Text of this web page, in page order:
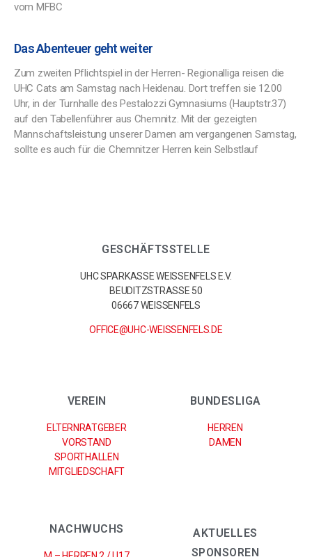
vom MFBC
Das Abenteuer geht weiter
Zum zweiten Pflichtspiel in der Herren- Regionalliga reisen die
UHC Cats am Samstag nach Heidenau. Dort treffen sie 12.00
Uhr, in der Turnhalle des Pestalozzi Gymnasiums (Hauptstr.37)
auf den Tabellenführer aus Chemnitz. Mit der gezeigten
Mannschaftsleistung unserer Damen am vergangenen Samstag,
sollte es auch für die Chemnitzer Herren kein Selbstlauf
GESCHÄFTSSTELLE
UHC SPARKASSE WEISSENFELS E.V.
BEUDITZSTRASSE 50
06667 WEISSENFELS
OFFICE@UHC-WEISSENFELS.DE
VEREIN
ELTERNRATGEBER
VORSTAND
SPORTHALLEN
MITGLIEDSCHAFT
BUNDESLIGA
HERREN
DAMEN
NACHWUCHS
AKTUELLES
SPONSOREN